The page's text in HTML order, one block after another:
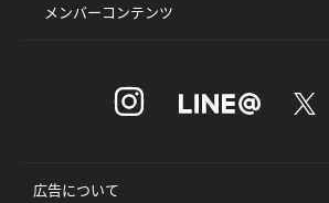
メンバーコンテンツ
広告について